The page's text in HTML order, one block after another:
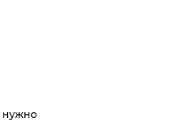
нужно